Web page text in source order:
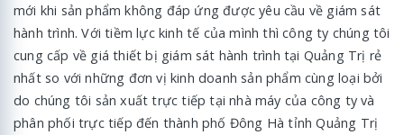
mới khi sản phẩm không đáp ứng được yêu cầu về giám sát
hành trình. Với tiềm lực kinh tế của mình thì công ty chúng tôi
cung cấp về giá thiết bị giám sát hành trình tại Quảng Trị rẻ
nhất so với những đơn vị kinh doanh sản phẩm cùng loại bởi
do chúng tôi sản xuất trực tiếp tại nhà máy của công ty và
phân phối trực tiếp đến thành phố Đông Hà tỉnh Quảng Trị